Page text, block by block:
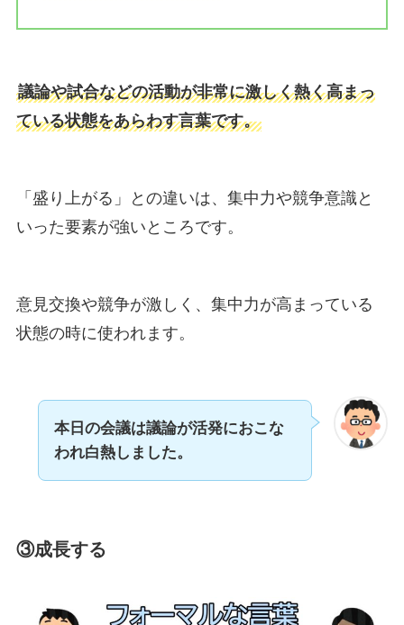
議論や試合などの活動が非常に激しく熱く高まっ
ている状態をあらわす言葉です。
「盛り上がる」との違いは、集中力や競争意識と
いった要素が強いところです。
意見交換や競争が激しく、集中力が高まっている
状態の時に使われます。
本日の会議は議論が活発におこな
われ白熱しました。
③成長する